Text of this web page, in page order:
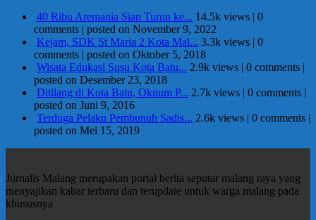
40 Ribu Aremania Siap Turun ke... 14.5k views | 0
comments | posted on November 9, 2022
Kejam, SDK St Maria 2 Kota Mal... 3.3k views | 0
comments | posted on Oktober 5, 2018
Wisata Edukasi Susu Kota Batu... 2.9k views | 0 comments |
posted on Desember 23, 2018
Ditilang di Kota Batu, Oknum P... 2.7k views | 0 comments |
posted on Juni 9, 2016
Terduga Pelaku Pembunuh Sadis... 2.6k views | 0 comments |
posted on Mei 15, 2019
Jurnalis Malang merupakan portal berita seputar malang raya yang
menyajikan kabar terbaru dan terupdate untuk warga malang pada
khususnya